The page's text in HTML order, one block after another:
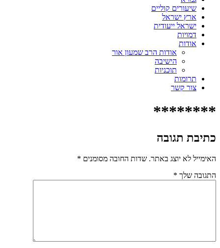
שיעורים קוליים
ארץ ישראל
ישראל ייעודית
דמויות
אודות
אודות הרב שמעון אור
הישיבה
תוכניות
תרומות
צור קשר
********
כתיבת תגובה
האימייל לא יוצג באתר. שדות החובה מסומנים *
התגובה שלך *